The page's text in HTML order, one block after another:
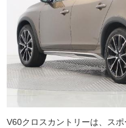
V60クロスカントリーは、ス